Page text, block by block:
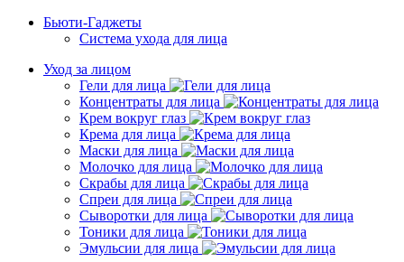
Бьюти-Гаджеты
Система ухода для лица
Уход за лицом
Гели для лица
Концентраты для лица
Крем вокруг глаз
Крема для лица
Маски для лица
Молочко для лица
Скрабы для лица
Спреи для лица
Сыворотки для лица
Тоники для лица
Эмульсии для лица